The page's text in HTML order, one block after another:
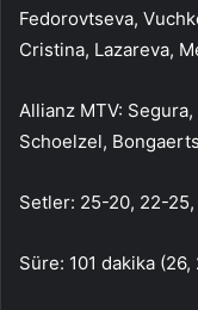
Fedorovtseva,
Cristina, Lazareva,
Allianz MTV:
Schoelzel,
Setler: 25-20, 22-
Süre: 101 dakika (26,